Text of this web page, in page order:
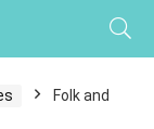
Folk and